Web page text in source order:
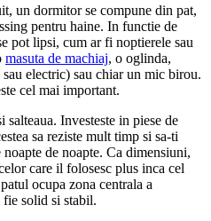
un dormitor se compune din pat,
pentru haine. In functie de
pot lipsi, cum ar fi noptierele sau
masuta de machiaj, o oglinda,
electric) sau chiar un mic birou.
cel mai important.
Investeste in piese de
sa reziste mult timp si sa-ti
de noapte. Ca dimensiuni,
care il folosesc plus inca cel
ocupa zona centrala a
solid si stabil.